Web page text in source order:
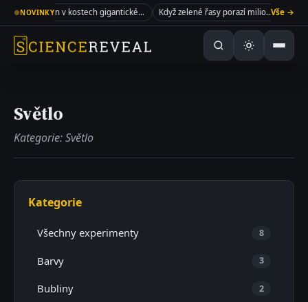
●NOVINKY Kolagen v kostech gigantického sauropoda Když zelené řasy porazí miliony dolarů Vše →
Světlo
Kategorie: Světlo
Kategorie
Všechny experimenty 8
Barvy 3
Bubliny 2